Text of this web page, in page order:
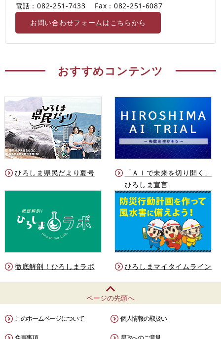
電話：082-251-7433
Fax：082-251-6087
お問い合わせフォームはこちらから
おすすめコンテンツ
ひろしま県民だより夏号
「ＡＩで未来を切り開く」
ひろしま宣言
徹底解剖！ひろしまラボ ひろしまマイタイムライン
ページの先頭へ
このホームページについて 個人情報の取扱い